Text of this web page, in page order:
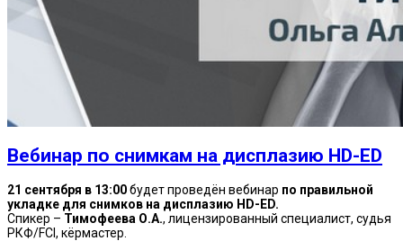
Вебинар по снимкам на дисплазию HD-ED
21 сентября в 13:00будет проведён вебинар по правильной
укладке для снимков на дисплазию HD-ED.
Спикер – Тимофеева О.А., лицензированный специалист, судья
РКФ/FCI, кёрмастер.